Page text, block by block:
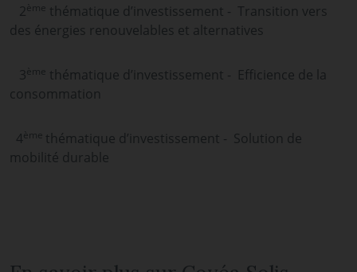
2ème thématique d’investissement - Transition vers
des énergies renouvelables et alternatives
3ème thématique d’investissement - Efficience de la
consommation
4ème thématique d’investissement - Solution de
mobilité durable